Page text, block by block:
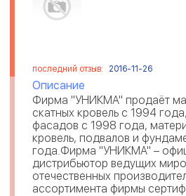
последний отзыв: 2016-11-26
Описание
Фирма "УНИКМА" продаёт
скатных кровель с 1994
фасадов с 1998 года,
кровель, подвалов и
года.Фирма "УНИКМА" –
дистрибьютор ведущих
отечественных
ассортимента фирмы